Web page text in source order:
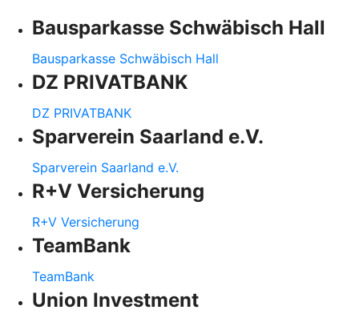
Bausparkasse Schwäbisch Hall
Bausparkasse Schwäbisch Hall
DZ PRIVATBANK
DZ PRIVATBANK
Sparverein Saarland e.V.
Sparverein Saarland e.V.
R+V Versicherung
R+V Versicherung
TeamBank
TeamBank
Union Investment